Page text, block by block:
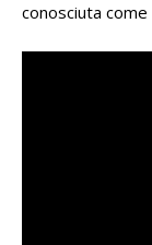
conosciuta come